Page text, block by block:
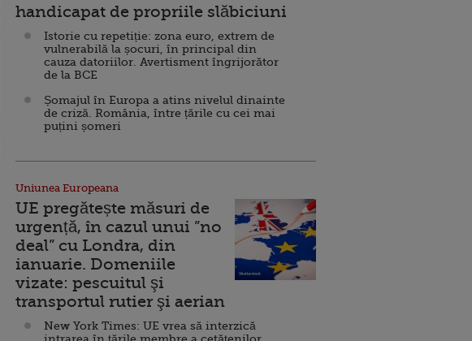
handicapat de propriile slăbiciuni
Istorie cu repetiție: zona euro, extrem de
vulnerabilă la șocuri, în principal din
cauza datoriilor. Avertisment îngrijorător
de la BCE
Șomajul în Europa a atins nivelul dinainte
de criză. România, între țările cu cei mai
puțini șomeri
Uniunea Europeana
UE pregătește măsuri de
urgență, în cazul unui ”no
deal” cu Londra, din
ianuarie. Domeniile
vizate: pescuitul şi
transportul rutier şi aerian
New York Times: UE vrea să interzică